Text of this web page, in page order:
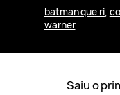
batman que ri,
warner
Saiu o